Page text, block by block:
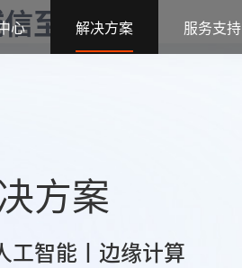
至上
心 解决方案 服务支持
方案
工智能丨边缘计算